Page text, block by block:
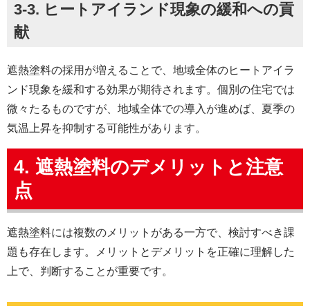
3-3. ヒートアイランド現象の緩和への貢
献
遮熱塗料の採用が増えることで、地域全体のヒートアイラ
ンド現象を緩和する効果が期待されます。個別の住宅では
微々たるものですが、地域全体での導入が進めば、夏季の
気温上昇を抑制する可能性があります。
4. 遮熱塗料のデメリットと注意
点
遮熱塗料には複数のメリットがある一方で、検討すべき課
題も存在します。メリットとデメリットを正確に理解した
上で、判断することが重要です。